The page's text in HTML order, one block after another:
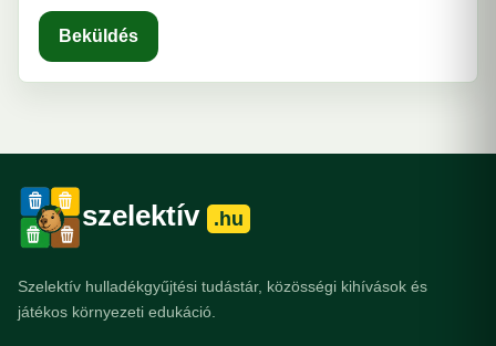
Beküldés
szelektív .hu
Szelektív hulladékgyűjtési tudástár, közösségi kihívások és
játékos környezeti edukáció.